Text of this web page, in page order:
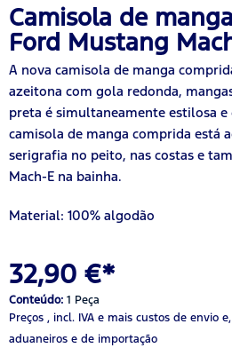
Camisola de
Ford Mustang
A nova camisola de manga
azeitona com gola redonda,
preta é simultaneamente estilosa
camisola de manga comprida está
serigrafia no peito, nas costas e
Mach-E na bainha.
Material: 100% algodão
32,90 €*
Conteúdo: 1 Peça
Preços , incl. IVA e mais custos de envio
aduaneiros e de importação